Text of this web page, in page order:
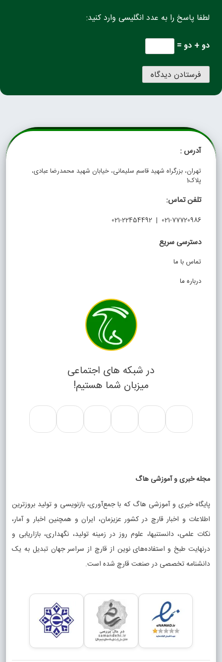
لطفا پاسخ را به عدد انگلیسی وارد کنید:
دو + دو =
آدرس :
تهران، بزرگراه شهید قاسم سلیمانی، خیابان شهید محمدرضا عبادی،
پلاک1
تلفن تماس:
021-77720986 | 021-22454492
دسترسی سریع
تماس با ما
درباره ما
در شبکه های اجتماعی
میزبان شما هستیم!
مجله خبری و آموزشی هاگ
پایگاه خبری و آموزشی هاگ که با جمع‌آوری، بازنویسی و تولید بروزترین
اطلاعات و اخبار قارچ در کشور عزیزمان، ایران و همچنین اخبار و آمار،
نکات علمی، دانستنیها، علوم روز در زمینه تولید، نگهداری، بازاریابی و
درنهایت طبخ و استفاده‌های نوین از قارچ از سراسر جهان تبدیل به یک
دانشنامه تخصصی در صنعت قارچ شده است.